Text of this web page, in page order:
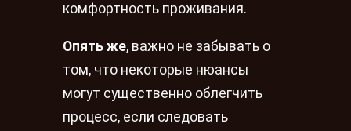
комфортность проживания.
Опять же, важно не забывать о
том, что некоторые нюансы
могут существенно облегчить
процесс, если следовать